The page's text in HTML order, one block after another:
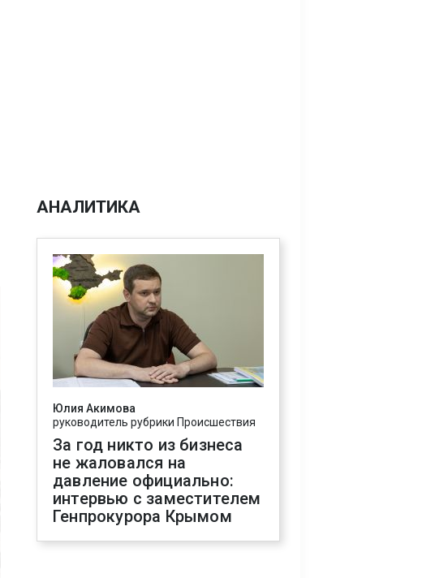
АНАЛИТИКА
Юлия Акимова
руководитель рубрики Происшествия
За год никто из бизнеса
не жаловался на
давление официально:
интервью с заместителем
Генпрокурора Крымом